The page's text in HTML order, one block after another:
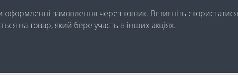
оформленні замовлення через кошик. Встигніть скористатися
на товар, який бере участь в інших акціях.